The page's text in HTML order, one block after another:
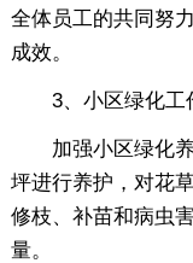
全体员工的共同努
成效。
3、小区绿化工
加强小区绿化养
坪进行养护，对花
修枝、补苗和病虫
量。